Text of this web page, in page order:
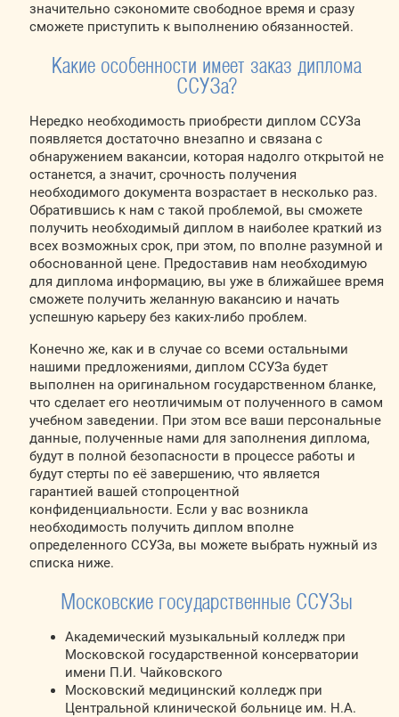
значительно сэкономите свободное время и сразу
сможете приступить к выполнению обязанностей.
Какие особенности имеет заказ диплома
ССУЗа?
Нередко необходимость приобрести диплом ССУЗа
появляется достаточно внезапно и связана с
обнаружением вакансии, которая надолго открытой не
останется, а значит, срочность получения
необходимого документа возрастает в несколько раз.
Обратившись к нам с такой проблемой, вы сможете
получить необходимый диплом в наиболее краткий из
всех возможных срок, при этом, по вполне разумной и
обоснованной цене. Предоставив нам необходимую
для диплома информацию, вы уже в ближайшее время
сможете получить желанную вакансию и начать
успешную карьеру без каких-либо проблем.
Конечно же, как и в случае со всеми остальными
нашими предложениями, диплом ССУЗа будет
выполнен на оригинальном государственном бланке,
что сделает его неотличимым от полученного в самом
учебном заведении. При этом все ваши персональные
данные, полученные нами для заполнения диплома,
будут в полной безопасности в процессе работы и
будут стерты по её завершению, что является
гарантией вашей стопроцентной
конфиденциальности. Если у вас возникла
необходимость получить диплом вполне
определенного ССУЗа, вы можете выбрать нужный из
списка ниже.
Московские государственные ССУЗы
Академический музыкальный колледж при
Московской государственной консерватории
имени П.И. Чайковского
Московский медицинский колледж при
Центральной клинической больнице им. Н.А.